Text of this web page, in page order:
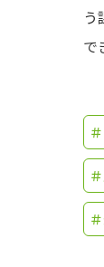
で